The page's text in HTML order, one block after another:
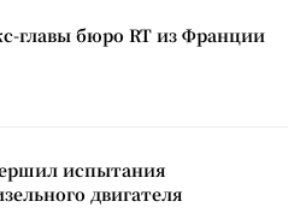
главы бюро RT из Франции
испытания
двигателя